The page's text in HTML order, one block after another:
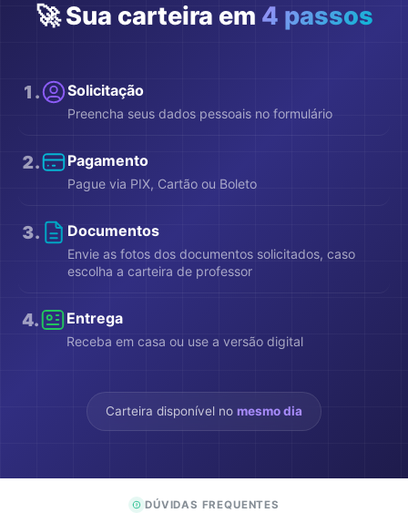
🚀 Sua carteira em 4 passos
1 . Solicitação
Preencha seus dados pessoais no formulário
2. Pagamento
Pague via PIX, Cartão ou Boleto
3. Documentos
Envie as fotos dos documentos solicitados, caso
escolha a carteira de professor
4. Entrega
Receba em casa ou use a versão digital
Carteira disponível no mesmo dia
DÚVIDAS FREQUENTES